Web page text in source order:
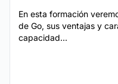
En esta formación
de Go, sus ventajas y
capacidad...